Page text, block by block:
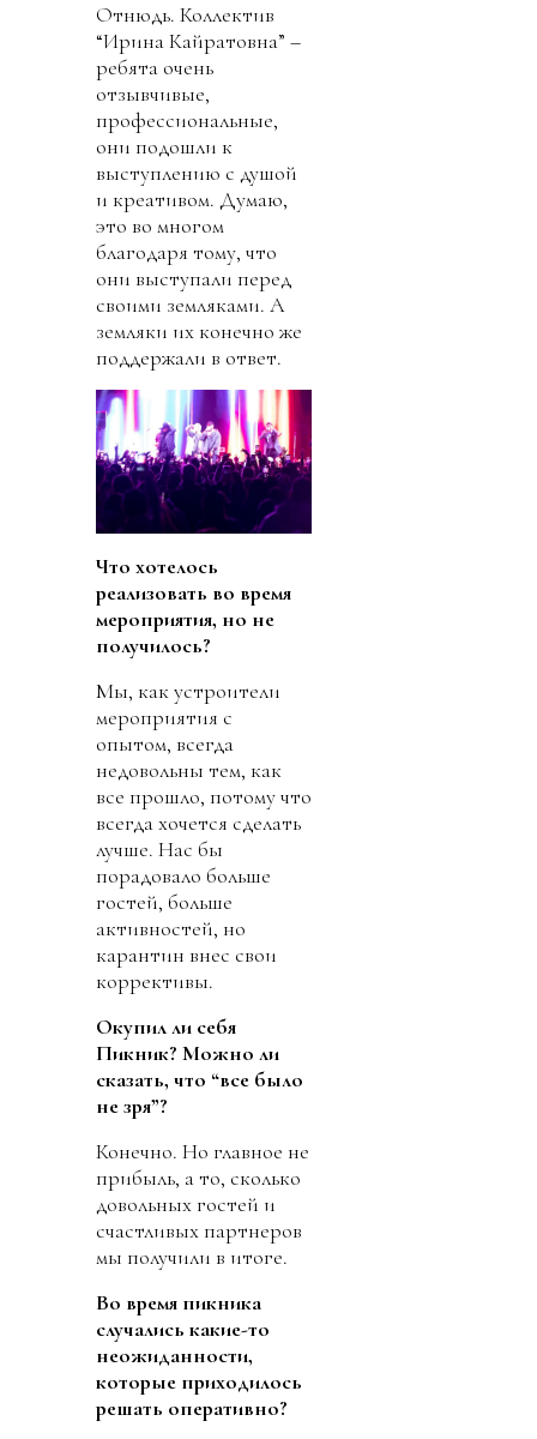
Отнюдь. Коллектив
“Ирина Кайратовна” –
ребята очень
отзывчивые,
профессиональные,
они подошли к
выступлению с душой
и креативом. Думаю,
это во многом
благодаря тому, что
они выступали перед
своими земляками. А
земляки их конечно же
поддержали в ответ.
Что хотелось
реализовать во время
мероприятия, но не
получилось?
Мы, как устроители
мероприятия с
опытом, всегда
недовольны тем, как
все прошло, потому что
всегда хочется сделать
лучше. Нас бы
порадовало больше
гостей, больше
активностей, но
карантин внес свои
коррективы.
Окупил ли себя
Пикник? Можно ли
сказать, что “все было
не зря”?
Конечно. Но главное не
прибыль, а то, сколько
довольных гостей и
счастливых партнеров
мы получили в итоге.
Во время пикника
случались какие-то
неожиданности,
которые приходилось
решать оперативно?